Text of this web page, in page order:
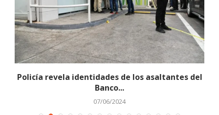
Policía revela identidades de los asaltantes del
Banco...
07/06/2024